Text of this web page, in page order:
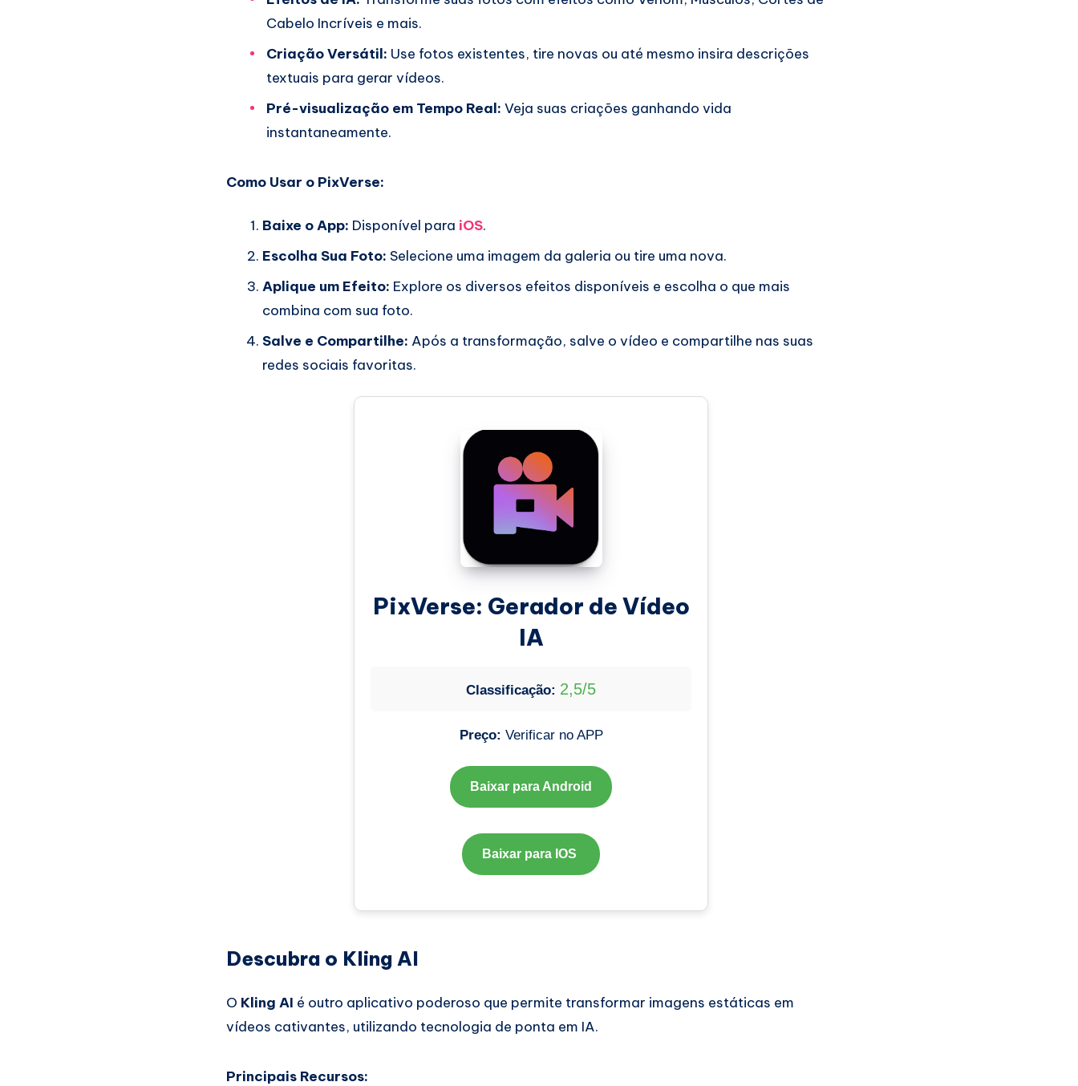
Cabelo Incríveis e mais.
Criação Versátil: Use fotos existentes, tire novas ou até mesmo insira descrições
textuais para gerar vídeos.
Pré-visualização em Tempo Real: Veja suas criações ganhando vida
instantaneamente.
Como Usar o PixVerse:
Baixe o App: Disponível para iOS.
Escolha Sua Foto: Selecione uma imagem da galeria ou tire uma nova.
Aplique um Efeito: Explore os diversos efeitos disponíveis e escolha o que mais
combina com sua foto.
Salve e Compartilhe: Após a transformação, salve o vídeo e compartilhe nas suas
redes sociais favoritas.
PixVerse: Gerador de Vídeo
IA
Classificação: 2,5/5
Preço: Verificar no APP
Baixar para Android
Baixar para IOS
Descubra o Kling AI
O Kling AI é outro aplicativo poderoso que permite transformar imagens estáticas em
vídeos cativantes, utilizando tecnologia de ponta em IA.
Principais Recursos: